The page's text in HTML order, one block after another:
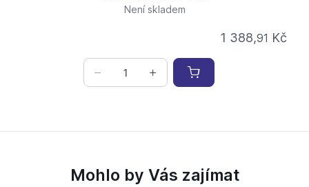
Není skladem
1 388,91 Kč
Mohlo by Vás zajímat